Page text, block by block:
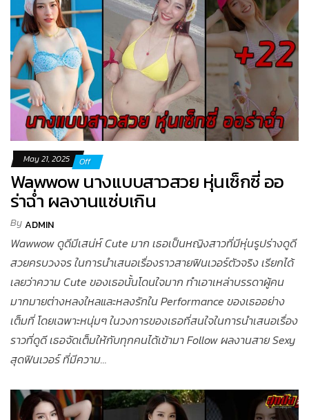
May 21, 2025 Off
Wawwow นางแบบสาวสวย หุ่นเซ็กซี่ ออ
ร่าฉ่ำ ผลงานแซ่บเกิน
ByADMIN
Wawwow ดูดีมีเสน่ห์ Cute มาก เธอเป็นหญิงสาวที่มีหุ่นรูปร่างดูดี
สวยครบวงจร ในการนำเสนอเรื่องราวสายฟินเวอร์ตัวจริง เรียกได้
เลยว่าความ Cute ของเธอนั้นโดนใจมาก ทำเอาเหล่าบรรดาผู้คน
มากมายต่างหลงใหลและหลงรักใน Performance ของเธออย่าง
เต็มที่ โดยเฉพาะหนุ่มๆ ในวงการของเธอที่สนใจในการนำเสนอเรื่อง
ราวที่ดูดี เธอจัดเต็มให้กับทุกคนได้เข้ามา Follow ผลงานสาย Sexy
สุดฟินเวอร์ ที่มีความ…